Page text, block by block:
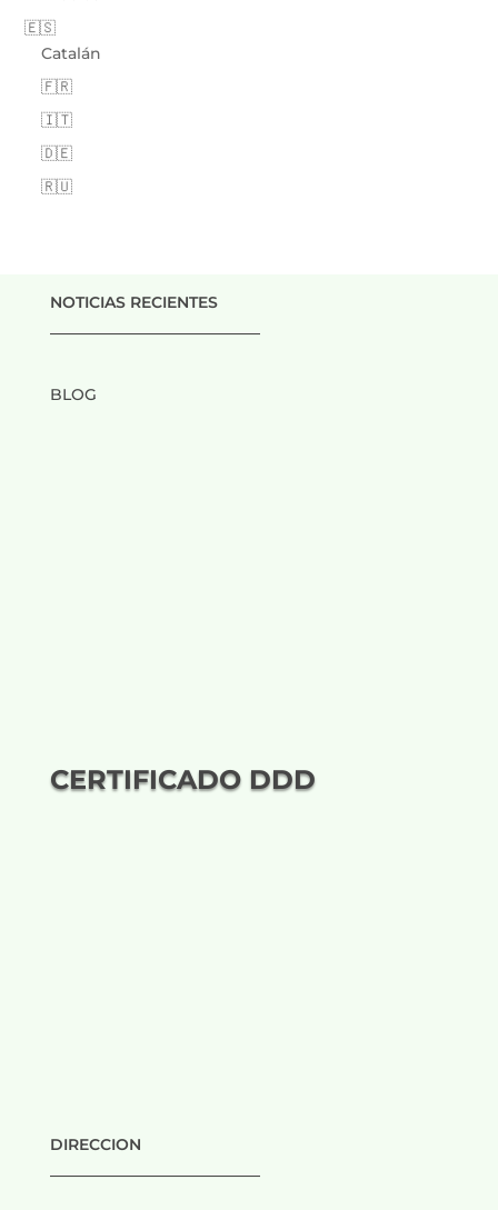
🇪🇸
Catalán
🇫🇷
🇮🇹
🇩🇪
🇷🇺
NOTICIAS RECIENTES
BLOG
CERTIFICADO DDD
DIRECCION